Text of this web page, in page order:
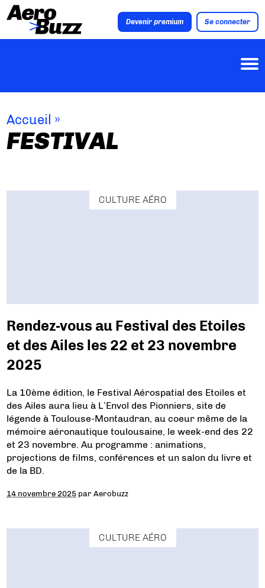
Devenir premium Se connecter
Accueil »
FESTIVAL
CULTURE AÉRO
Rendez-vous au Festival des Etoiles
et des Ailes les 22 et 23 novembre
2025
La 10ème édition, le Festival Aérospatial des Etoiles et
des Ailes aura lieu à L’Envol des Pionniers, site de
légende à Toulouse-Montaudran, au coeur même de la
mémoire aéronautique toulousaine, le week-end des 22
et 23 novembre. Au programme : animations,
projections de films, conférences et un salon du livre et
de la BD.
14 novembre 2025 parAerobuzz
CULTURE AÉRO